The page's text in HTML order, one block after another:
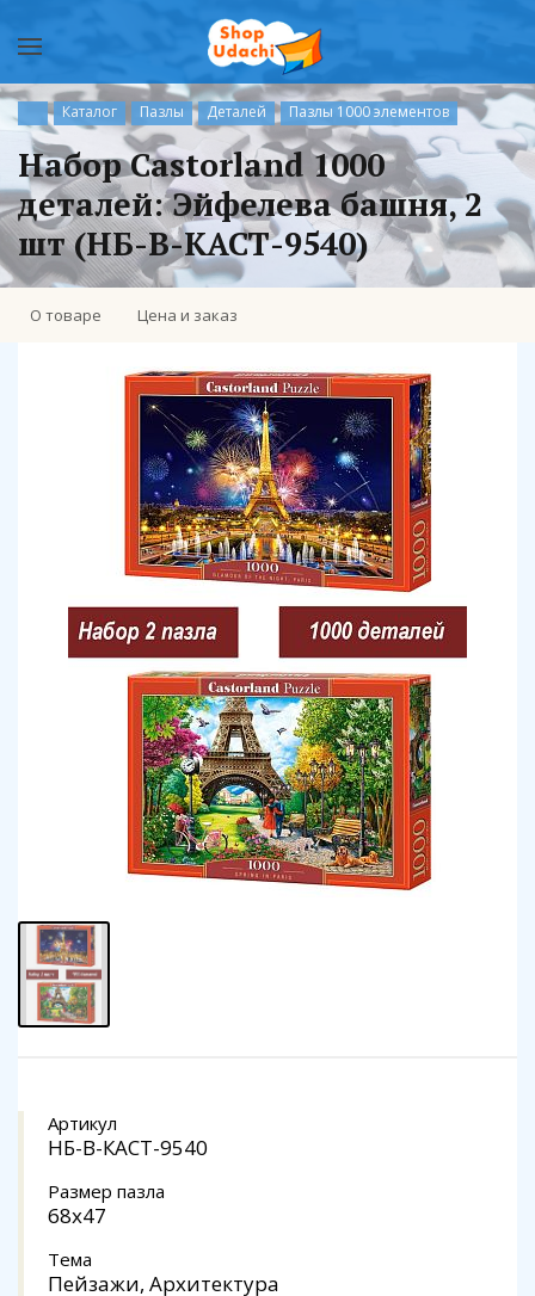
Каталог Пазлы Деталей Пазлы 1000 элементов
Набор Castorland 1000
деталей: Эйфелева башня, 2
шт (НБ-В-КАСТ-9540)
О товаре Цена и заказ
Артикул
НБ-В-КАСТ-9540
Размер пазла
68x47
Тема
Пейзажи, Архитектура